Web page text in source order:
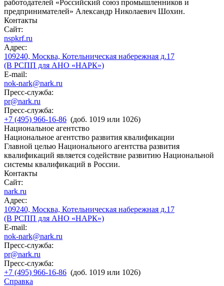
работодателей «Российский союз промышленников и
предпринимателей» Александр Николаевич Шохин.
Контакты
Сайт:
nspkrf.ru
Адрес:
109240, Москва, Котельническая набережная д.17
(В РСПП для АНО «НАРК»)
E-mail:
nok-nark@nark.ru
Пресс-служба:
pr@nark.ru
Пресс-служба:
+7 (495) 966-16-86 (доб. 1019 или 1026)
Национальное агентство
Национальное агентство развития квалификации
Главной целью Национального агентства развития
квалификаций является содействие развитию Национальной
системы квалификаций в России.
Контакты
Сайт:
nark.ru
Адрес:
109240, Москва, Котельническая набережная д.17
(В РСПП для АНО «НАРК»)
E-mail:
nok-nark@nark.ru
Пресс-служба:
pr@nark.ru
Пресс-служба:
+7 (495) 966-16-86 (доб. 1019 или 1026)
Справка